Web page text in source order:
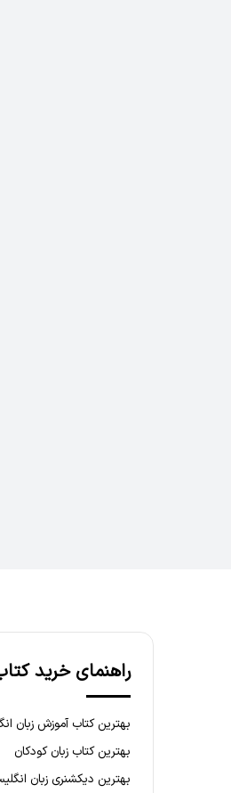
راهنمای خرید
بهترین کتاب آموزش زبان
بهترین کتاب زبان کودکان
بهترین دیکشنری زبان